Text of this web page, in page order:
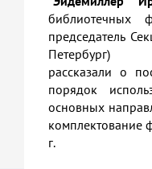
библиотечных
председатель
Петербург)
рассказали о
порядок
основных
комплектование
г.